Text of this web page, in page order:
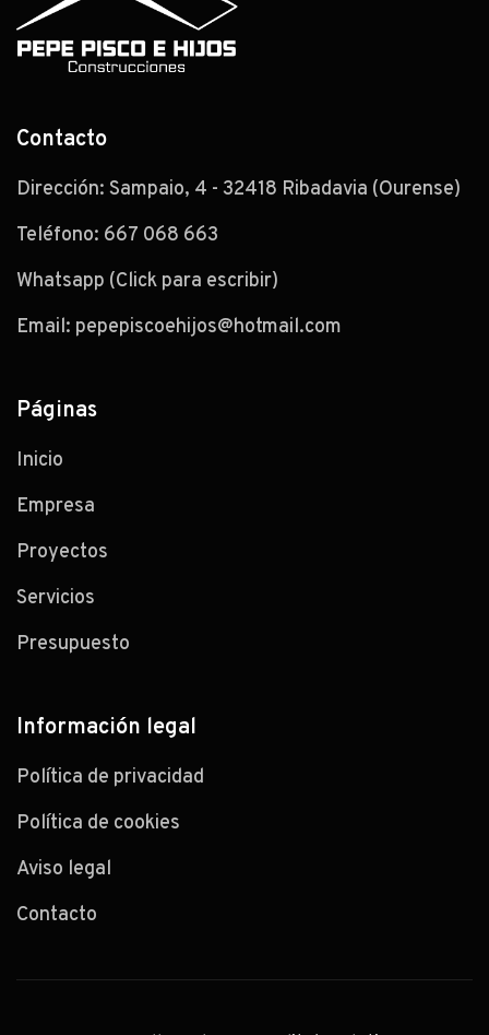
Contacto
Dirección: Sampaio, 4 - 32418 Ribadavia (Ourense)
Teléfono: 667 068 663
Whatsapp (Click para escribir)
Email: pepepiscoehijos@hotmail.com
Páginas
Inicio
Empresa
Proyectos
Servicios
Presupuesto
Información legal
Política de privacidad
Política de cookies
Aviso legal
Contacto